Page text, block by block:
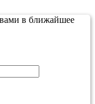
в ближайшее